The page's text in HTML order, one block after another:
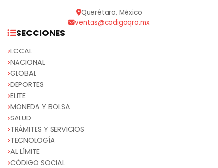
Querétaro, México
ventas@codigoqro.mx
SECCIONES
LOCAL
NACIONAL
GLOBAL
DEPORTES
ELITE
MONEDA Y BOLSA
SALUD
TRÁMITES Y SERVICIOS
TECNOLOGÍA
AL LÍMITE
CÓDIGO SOCIAL